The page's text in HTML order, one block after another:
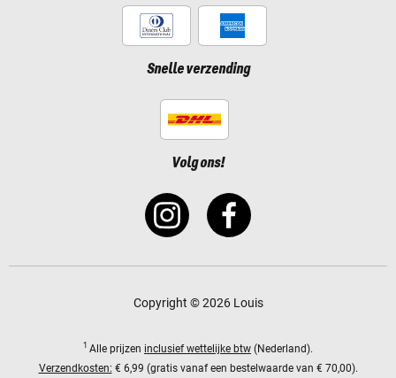
Snelle verzending
Volg ons!
Copyright © 2026 Louis
1 Alle prijzen inclusief wettelijke btw (Nederland).
Verzendkosten: € 6,99 (gratis vanaf een bestelwaarde van € 70,00).